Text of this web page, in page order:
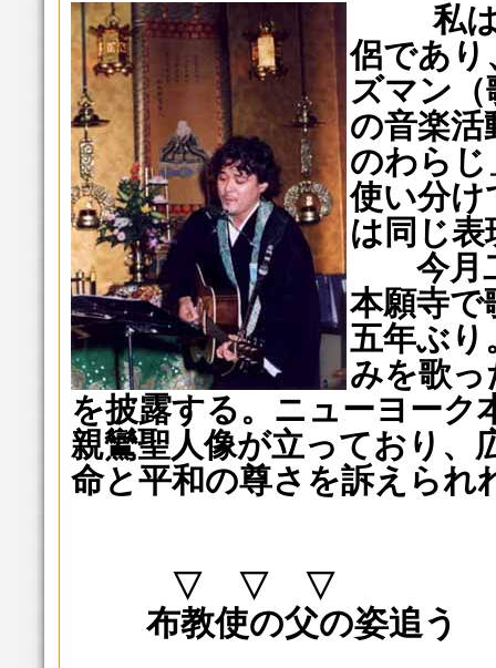
私は
侶であり
ズマン
の音楽活
のわらじ
使い分け
は同じ
今月二
本願寺で
五年ぶり
みを歌っ
を披露する。ニューヨーク
親鸞聖人像が立っており、
命と平和の尊さを訴えられ
▽ ▽ ▽
布教使の父の姿追う